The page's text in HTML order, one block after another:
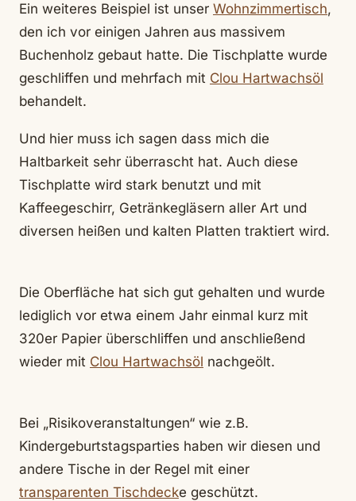
Ein weiteres Beispiel ist unser Wohnzimmertisch,
den ich vor einigen Jahren aus massivem
Buchenholz gebaut hatte. Die Tischplatte wurde
geschliffen und mehrfach mit Clou Hartwachsöl
behandelt.
Und hier muss ich sagen dass mich die
Haltbarkeit sehr überrascht hat. Auch diese
Tischplatte wird stark benutzt und mit
Kaffeegeschirr, Getränkegläsern aller Art und
diversen heißen und kalten Platten traktiert wird.
Die Oberfläche hat sich gut gehalten und wurde
lediglich vor etwa einem Jahr einmal kurz mit
320er Papier überschliffen und anschließend
wieder mit Clou Hartwachsöl nachgeölt.
Bei „Risikoveranstaltungen“ wie z.B.
Kindergeburtstagsparties haben wir diesen und
andere Tische in der Regel mit einer
transparenten Tischdecke geschützt.